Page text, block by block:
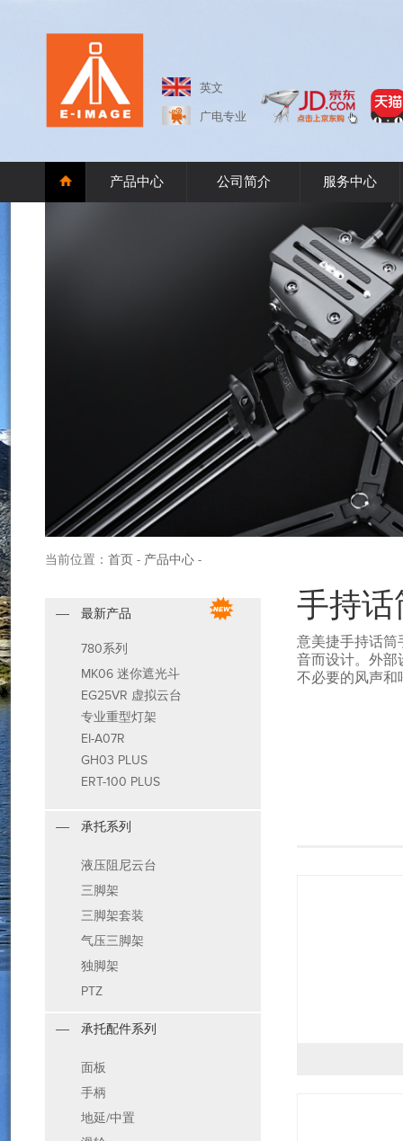
英文
广电专业
产品中心 公司简介 服务中心
当前位置： 首页 - 产品中心 -
最新产品
780系列
MK06 迷你遮光斗
EG25VR 虚拟云台
专业重型灯架
EI-A07R
GH03 PLUS
ERT-100 PLUS
承托系列
液压阻尼云台
三脚架
三脚架套装
气压三脚架
独脚架
PTZ
承托配件系列
面板
手柄
地延/中置
手持话
意美捷手持话筒
音而设计。外部
不必要的风声和